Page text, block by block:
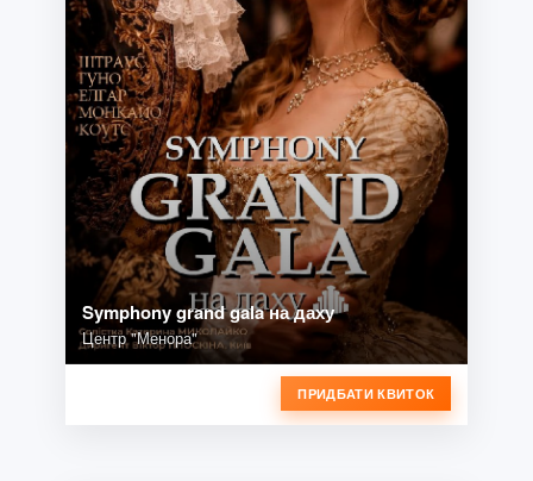
Symphony grand gala на даху
Центр "Менора"
ПРИДБАТИ КВИТОК